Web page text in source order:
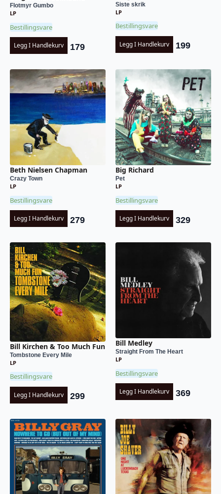
Flotmyr Gumbo
LP
Bestillingsvare
Legg I Handlekurv 179
Siste skrik
LP
Bestillingsvare
Legg I Handlekurv 199
Beth Nielsen Chapman
Crazy Town
LP
Bestillingsvare
Legg I Handlekurv 279
Big Richard
Pet
LP
Bestillingsvare
Legg I Handlekurv 329
Bill Kirchen & Too Much Fun
Tombstone Every Mile
LP
Bestillingsvare
Legg I Handlekurv 299
Bill Medley
Straight From The Heart
LP
Bestillingsvare
Legg I Handlekurv 369